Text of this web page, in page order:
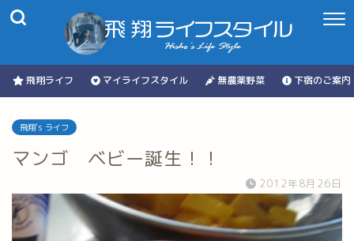
飛翔ライフ マイライフスタイル 無農薬野菜 下宿のご案内
飛翔's ライフ
マンゴ ベビー誕生！！
2012年8月26日